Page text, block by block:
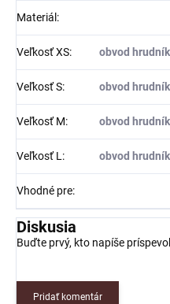
Materiál :
Veľkosť XS: obvod
Veľkosť S: obvod
Veľkosť M: obvod
Veľkosť L: obvod
Vhodné pre:
Diskusia
Buďte prvý, kto napíše
Pridať komentár